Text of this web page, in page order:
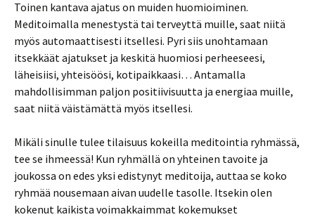
Toinen kantava ajatus on muiden huomioiminen.
Meditoimalla menestystä tai terveyttä muille, saat niitä
myös automaattisesti itsellesi. Pyri siis unohtamaan
itsekkäät ajatukset ja keskitä huomiosi perheeseesi,
läheisiisi, yhteisöösi, kotipaikkaasi… Antamalla
mahdollisimman paljon positiivisuutta ja energiaa muille,
saat niitä väistämättä myös itsellesi.
Mikäli sinulle tulee tilaisuus kokeilla meditointia ryhmässä,
tee se ihmeessä! Kun ryhmällä on yhteinen tavoite ja
joukossa on edes yksi edistynyt meditoija, auttaa se koko
ryhmää nousemaan aivan uudelle tasolle. Itsekin olen
kokenut kaikista voimakkaimmat kokemukset